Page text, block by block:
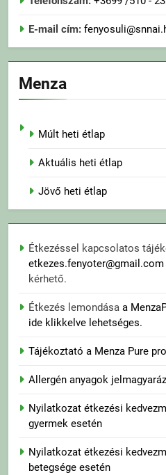
E-mail cím:
Menza
Múlt heti étlap
Aktuális heti étlap
Jövő heti étlap
Étkezéssel kapcsolatos
etkezes.fenyoter@gmail.com
kérhető.
Étkezés lemondása a
ide klikkelve lehetséges.
Tájékoztató a Menza Pure
Allergén anyagok
Nyilatkozat étkezési
gyermek esetén
Nyilatkozat étkezési
betegsége esetén